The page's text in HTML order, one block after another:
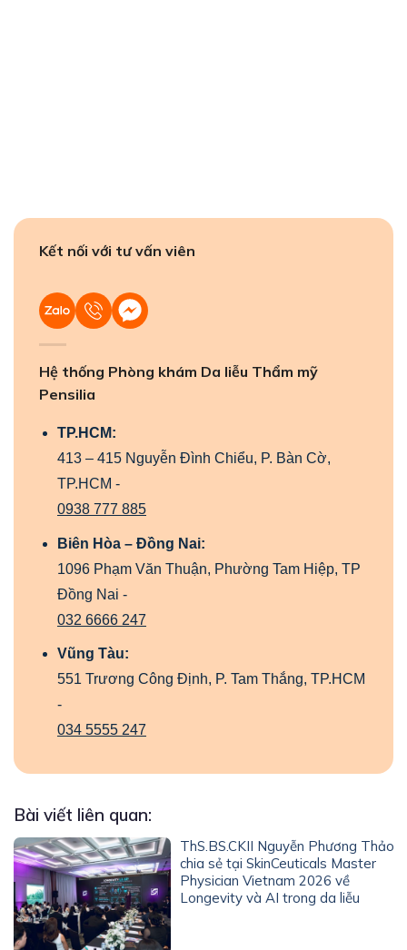
Kết nối với tư vấn viên
Hệ thống Phòng khám Da liễu Thẩm mỹ
Pensilia
TP.HCM:
413 – 415 Nguyễn Đình Chiểu, P. Bàn Cờ,
TP.HCM -
0938 777 885
Biên Hòa – Đồng Nai:
1096 Phạm Văn Thuận, Phường Tam Hiệp, TP
Đồng Nai -
032 6666 247
Vũng Tàu:
551 Trương Công Định, P. Tam Thắng, TP.HCM
-
034 5555 247
Bài viết liên quan:
ThS.BS.CKII Nguyễn Phương Thảo
chia sẻ tại SkinCeuticals Master
Physician Vietnam 2026 về
Longevity và AI trong da liễu